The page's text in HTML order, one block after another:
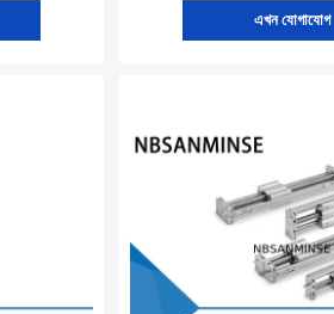
এখন যোগাযোগ